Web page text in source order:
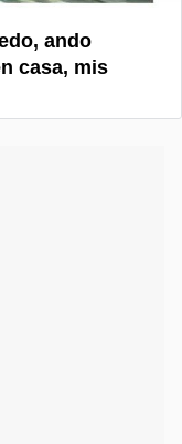
ando
casa, mis